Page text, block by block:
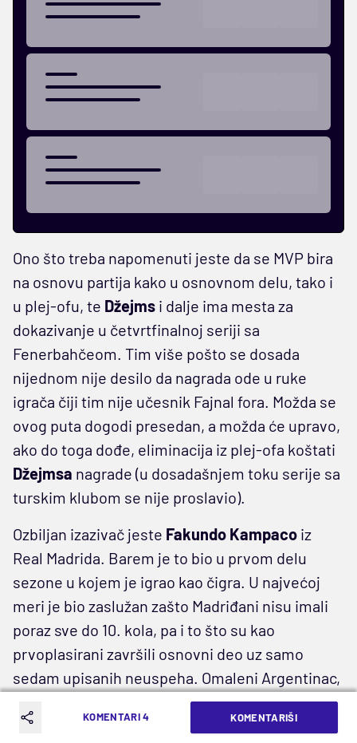
Ono što treba napomenuti jeste da se MVP bira
na osnovu partija kako u osnovnom delu, tako i
u plej-ofu, te Džejms i dalje ima mesta za
dokazivanje u četvrtfinalnoj seriji sa
Fenerbahčeom. Tim više pošto se dosada
nijednom nije desilo da nagrada ode u ruke
igrača čiji tim nije učesnik Fajnal fora. Možda se
ovog puta dogodi presedan, a možda će upravo,
ako do toga dođe, eliminacija iz plej-ofa koštati
Džejmsa nagrade (u dosadašnjem toku serije sa
turskim klubom se nije proslavio).
Ozbiljan izazivač jeste Fakundo Kampaco iz
Real Madrida. Barem je to bio u prvom delu
sezone u kojem je igrao kao čigra. U najvećoj
meri je bio zaslužan zašto Madriđani nisu imali
poraz sve do 10. kola, pa i to što su kao
prvoplasirani završili osnovni deo uz samo
sedam upisanih neuspeha. Omaleni Argentinac,
, ima jednu nagradu za najboljeg u
mesecu, dok je nedavno proglašen za MVP-ja
KOMENTARI 4 KOMENTARIŠI